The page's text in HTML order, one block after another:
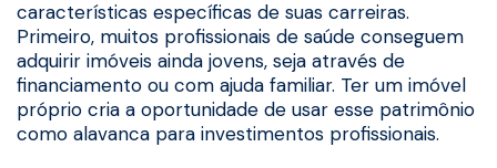
características específicas de suas carreiras.
Primeiro, muitos profissionais de saúde conseguem
adquirir imóveis ainda jovens, seja através de
financiamento ou com ajuda familiar. Ter um imóvel
próprio cria a oportunidade de usar esse patrimônio
como alavanca para investimentos profissionais.